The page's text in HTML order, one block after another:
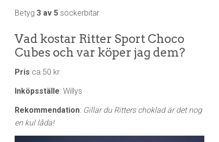
Betyg 3 av 5 sockerbitar
Vad kostar Ritter Sport Choco
Cubes och var köper jag dem?
Pris ca 50 kr.
Inköpsställe: Willys
Rekommendation: Gillar du Ritters choklad är det nog
en kul låda!